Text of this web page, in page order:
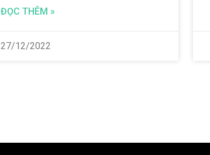
ĐỌC THÊM »
27/12/2022